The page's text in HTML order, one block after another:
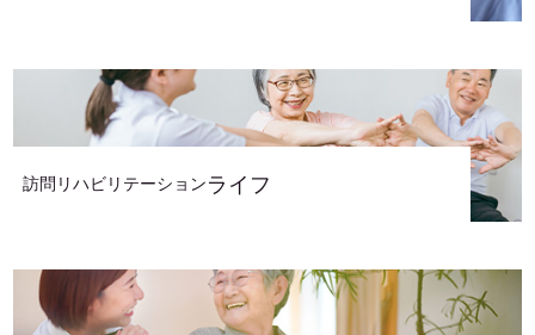
訪問リハビリテーションライフ